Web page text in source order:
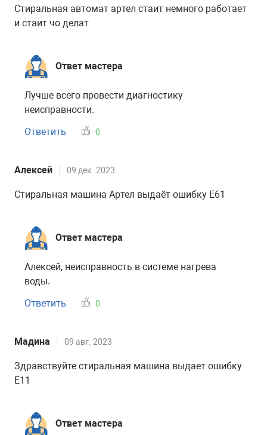
Стиральная автомат артел стаит немного работает
и стаит чо делат
Ответ мастера
Лучше всего провести диагностику
неисправности.
Ответить
0
Алексей 09 дек. 2023
Стиральная машина Артел выдаёт ошибку Е61
Ответ мастера
Алексей, неисправность в системе нагрева
воды.
Ответить
0
Мадина 09 авг. 2023
Здравствуйте стиральная машина выдает ошибку
E11
Ответ мастера